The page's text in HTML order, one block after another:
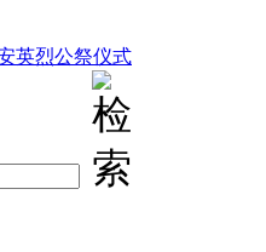
英烈公祭仪式